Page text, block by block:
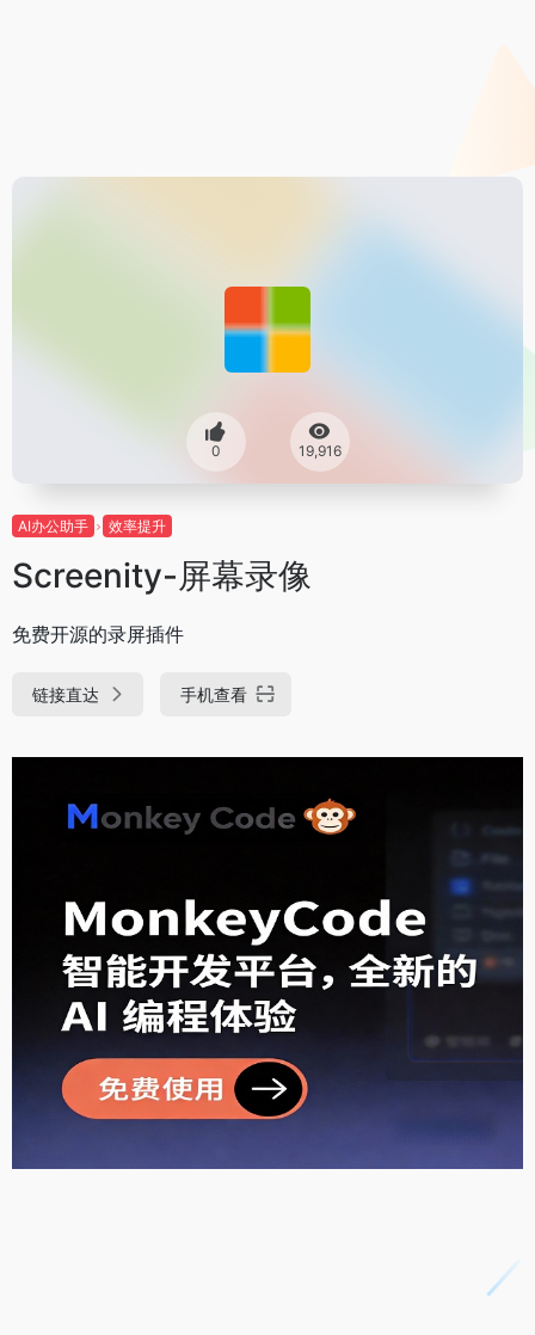
0 19,916
AI办公助手 效率提升
Screenity-屏幕录像
免费开源的录屏插件
链接直达 手机查看